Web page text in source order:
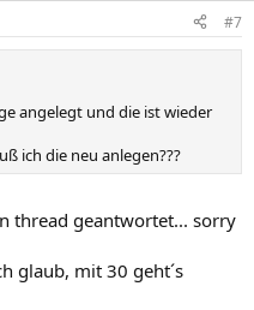
#7
angelegt und die ist wieder
ich die neu anlegen???
thread geantwortet... sorry
glaub, mit 30 geht´s